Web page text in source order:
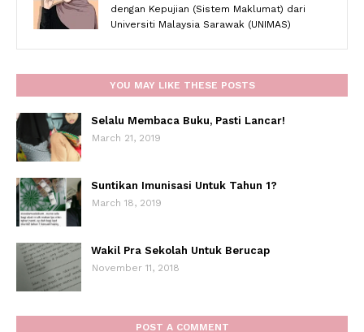
dengan Kepujian (Sistem Maklumat) dari
Universiti Malaysia Sarawak (UNIMAS)
YOU MAY LIKE THESE POSTS
Selalu Membaca Buku, Pasti Lancar!
March 21, 2019
Suntikan Imunisasi Untuk Tahun 1?
March 18, 2019
Wakil Pra Sekolah Untuk Berucap
November 11, 2018
POST A COMMENT